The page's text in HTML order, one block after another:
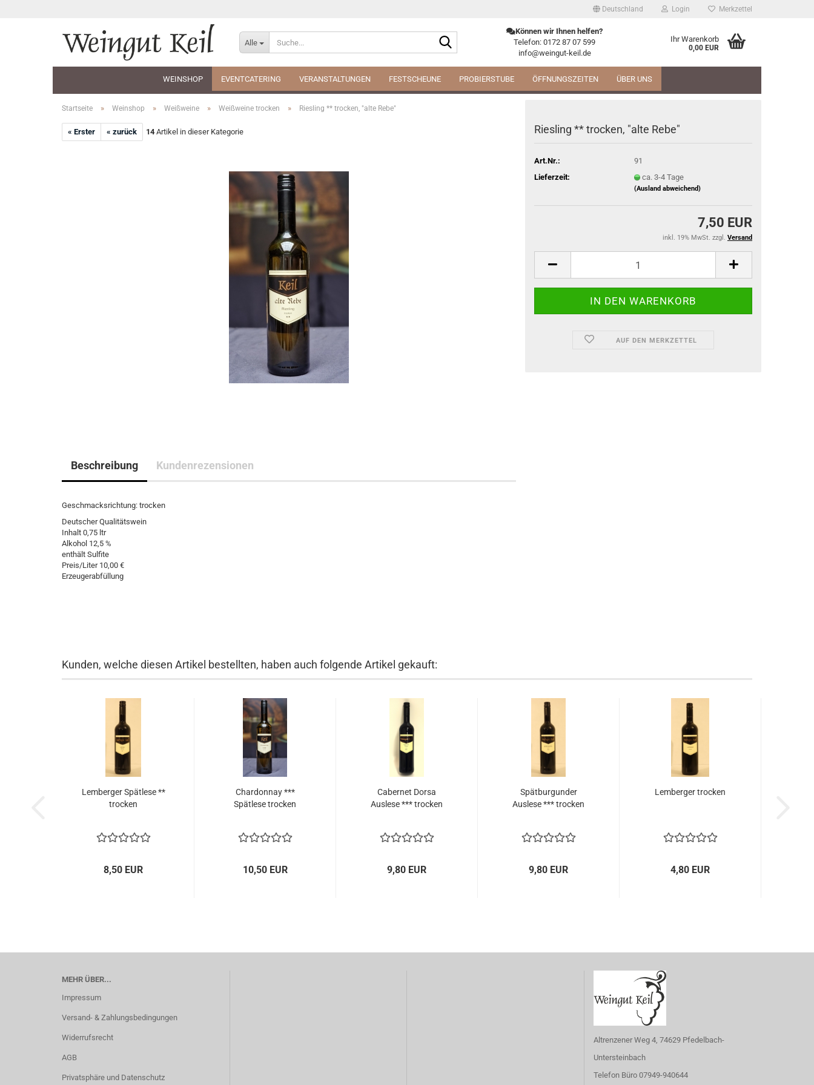
Deutschland Login Merkzettel
Alle
Können wir Ihnen helfen?
Telefon: 0172 87 07 599
info@weingut-keil.de
Ihr Warenkorb
0,00 EUR
WEINSHOP EVENTCATERING VERANSTALTUNGEN FESTSCHEUNE PROBIERSTUBE ÖFFNUNGSZEITEN ÜBER UNS
Startseite » Weinshop » Weißweine » Weißweine trocken » Riesling ** trocken, "alte Rebe"
« Erster « zurück 14 Artikel in dieser Kategorie Riesling ** trocken, "alte Rebe"
Art.Nr.:
91
Lieferzeit:
ca. 3-4 Tage
(Ausland abweichend)
7,50 EUR
inkl. 19% MwSt. zzgl. Versand
AUF DEN MERKZETTEL
Beschreibung Kundenrezensionen
Geschmacksrichtung: trocken
Deutscher Qualitätswein
Inhalt 0,75 ltr
Alkohol 12,5 %
enthält Sulfite
Preis/Liter 10,00 €
Erzeugerabfüllung
Kunden, welche diesen Artikel bestellten, haben auch folgende Artikel gekauft:
Lemberger Spätlese **
trocken
8,50 EUR
Chardonnay ***
Spätlese trocken
10,50 EUR
Cabernet Dorsa
Auslese *** trocken
9,80 EUR
Spätburgunder
Auslese *** trocken
9,80 EUR
Lemberger trocken
4,80 EUR
MEHR ÜBER...
Impressum
Versand- & Zahlungsbedingungen
Widerrufsrecht
AGB
Privatsphäre und Datenschutz
Altrenzener Weg 4, 74629 Pfedelbach-
Untersteinbach
Telefon Büro 07949-940644